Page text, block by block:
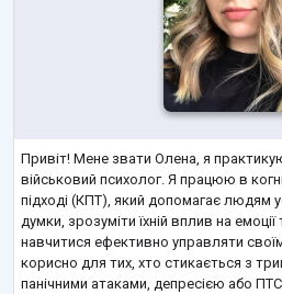
Привіт! Мене звати Олена, я
військовий психолог. Я працюю в
підході (КПТ), який допомагає людям
думки, зрозуміти їхній вплив на
навчитися ефективно управляти
корисно для тих, хто стикається з
панічними атаками, депресією або